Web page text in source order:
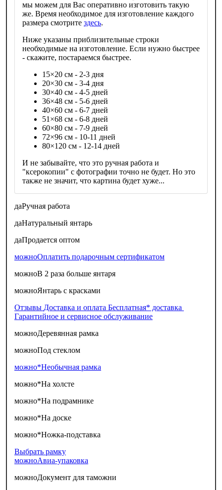
мы можем для Вас оперативно изготовить такую
же. Время необходимое для изготовление каждого
размера смотрите здесь.
Ниже указаны приблизительные строки
необходимые на изготовление. Если нужно быстрее
- скажите, постараемся быстрее.
15×20 см - 2-3 дня
20×30 см - 3-4 дня
30×40 см - 4-5 дней
36×48 см - 5-6 дней
40×60 см - 6-7 дней
51×68 см - 6-8 дней
60×80 см - 7-9 дней
72×96 см - 10-11 дней
80×120 см - 12-14 дней
И не забывайте, что это ручная работа и
"ксерокопии" с фотографии точно не будет. Но это
также не значит, что картина будет хуже...
даРучная работа
даНатуральный янтарь
даПродается оптом
можноОплатить подарочным сертификатом
можноВ 2 раза больше янтаря
можноЯнтарь с красками
Отзывы Доставка и оплата Бесплатная* доставка
Гарантийное и сервисное обслуживание
можноДеревянная рамка
можноПод стеклом
можно*Необычная рамка
можно*На холсте
можно*На подрамнике
можно*На доске
можно*Ножка-подставка
Выбрать рамку
можноАвиа-упаковка
можноДокумент для таможни